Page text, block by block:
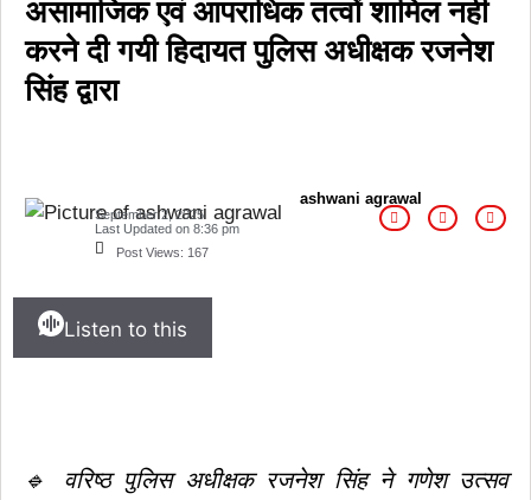
असामाजिक एवं आपराधिक तत्वों शामिल नही
करने दी गयी हिदायत पुलिस अधीक्षक रजनेश
सिंह द्वारा
ashwani agrawal
September 2, 2025
Last Updated on 8:36 pm
Post Views: 167
Listen to this
🔹 वरिष्ठ पुलिस अधीक्षक रजनेश सिंह ने गणेश उत्सव